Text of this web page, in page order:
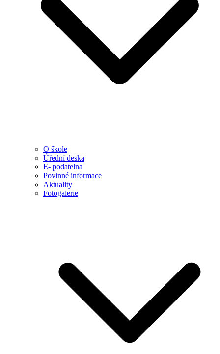
O škole
Úřední deska
E- podatelna
Povinné informace
Aktuality
Fotogalerie